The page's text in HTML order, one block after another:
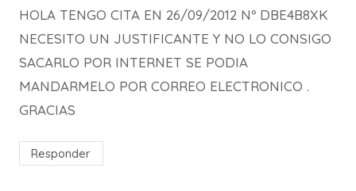
HOLA TENGO CITA EN 26/09/2012 Nº DBE4B8XK
NECESITO UN JUSTIFICANTE Y NO LO CONSIGO
SACARLO POR INTERNET SE PODIA
MANDARMELO POR CORREO ELECTRONICO .
GRACIAS
Responder